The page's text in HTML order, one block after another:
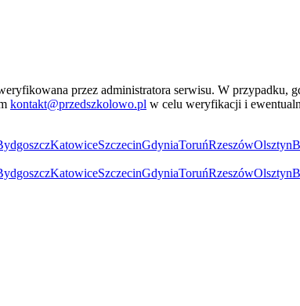
przez administratora serwisu. W przypadku,
kontakt@przedszkolowo.pl w celu weryfikacji i
KatowiceSzczecinGdyniaToruńRzeszówOlsztyn
KatowiceSzczecinGdyniaToruńRzeszówOlsztyn